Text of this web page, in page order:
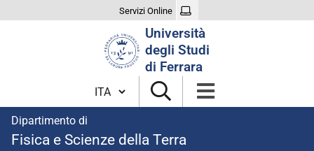
Servizi Online
Università
degli Studi
di Ferrara
Cambia lingua
Dipartimento di
Fisica e Scienze della Terra